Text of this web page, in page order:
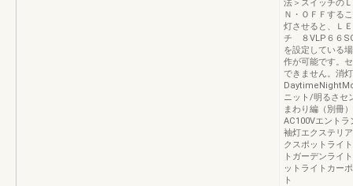
法＞スイッチの
Ｎ・ＯＦＦする
灯させると、Ｌ
チ ８VLP６６
を設定している
作が可能です。
できません。消
ニット/明るさセ
まわり編（別冊
AC100Vエントラ
袖灯エクステリ
クスポットライ
トガーデンライ
ットライトカー
ト